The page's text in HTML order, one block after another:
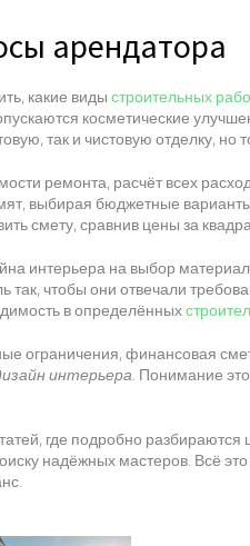
арендатора
какие виды строительных
косметические
так и чистовую отделку, но
ремонта, расчёт всех
выбирая бюджетные
смету, сравнив цены за
интерьера на выбор
так, чтобы они отвечали
в определённых
ограничения, финансовая
интерьера . Понимание
где подробно
надёжных мастеров. Всё